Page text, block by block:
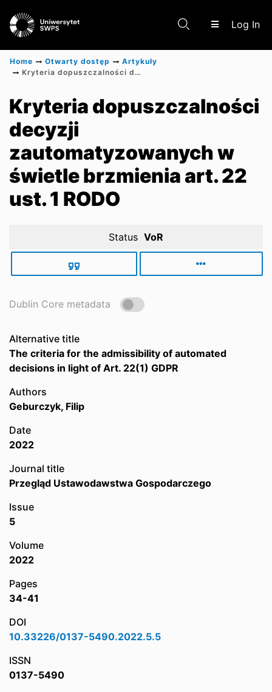
Log In
Scientific research results
Home Otwarty dostęp
Artykuły
Kryteria dopuszczalności decyzji zautomatyzowanych w świetle brzmienia art. 22 ust. 1 RODO
Kryteria dopuszczalności
decyzji
zautomatyzowanych w
świetle brzmienia art. 22
ust. 1 RODO
Status VoR
Dublin Core metadata
Alternative title
The criteria for the admissibility of automated
decisions in light of Art. 22(1) GDPR
Authors
Geburczyk, Filip
Date
2022
Journal title
Przegląd Ustawodawstwa Gospodarczego
Issue
5
Volume
2022
Pages
34-41
DOI
10.33226/0137-5490.2022.5.5
ISSN
0137-5490